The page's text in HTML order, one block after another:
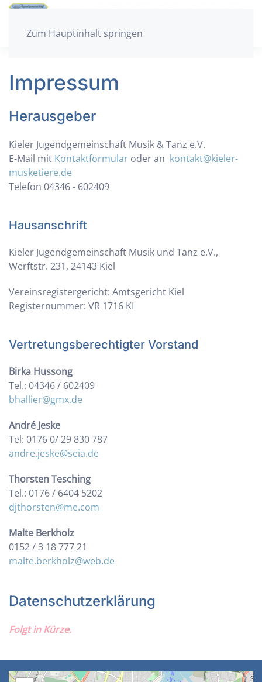
Zum Hauptinhalt springen
Impressum
Herausgeber
Kieler Jugendgemeinschaft Musik & Tanz e.V.
E-Mail mit Kontaktformular oder an kontakt@kieler-
musketiere.de
Telefon 04346 - 602409
Hausanschrift
Kieler Jugendgemeinschaft Musik und Tanz e.V.,
Werftstr. 231, 24143 Kiel
Vereinsregistergericht: Amtsgericht Kiel
Registernummer: VR 1716 KI
Vertretungsberechtigter Vorstand
Birka Hussong
Tel.: 04346 / 602409
bhallier@gmx.de
André Jeske
Tel: 0176 0/ 29 830 787
andre.jeske@seia.de
Thorsten Tesching
Tel.: 0176 / 6404 5202
djthorsten@me.com
Malte Berkholz
0152 / 3 18 777 21
malte.berkholz@web.de
Datenschutzerklärung
Folgt in Kürze.